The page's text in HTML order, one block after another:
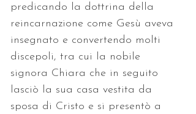
predicando la dottrina della
reincarnazione come Gesù aveva
insegnato e convertendo molti
discepoli, tra cui la nobile
signora Chiara che in seguito
lasciò la sua casa vestita da
sposa di Cristo e si presentò a